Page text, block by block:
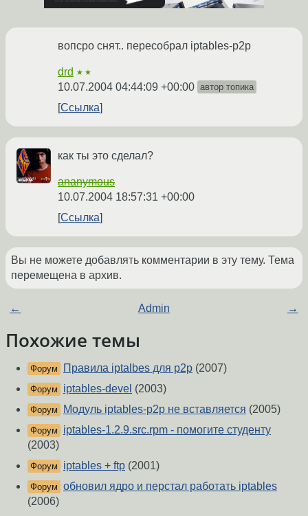
вопсро снят.. пересобрал iptables-p2p
drd ★★
10.07.2004 04:44:09 +00:00 автор топика
Ссылка
как ты это сделал?
ananymous
10.07.2004 18:57:31 +00:00
Ссылка
Вы не можете добавлять комментарии в эту тему. Тема
перемещена в архив.
← Admin →
Похожие темы
Форум Правила iptalbes для p2p (2007)
Форум iptables-devel (2003)
Форум Модуль iptables-p2p не вставляется (2005)
Форум
iptables-1.2.9.src.rpm - помогите студенту
(2003)
Форум iptables + ftp (2001)
Форум обновил ядро и перстал работать iptables
(2006)